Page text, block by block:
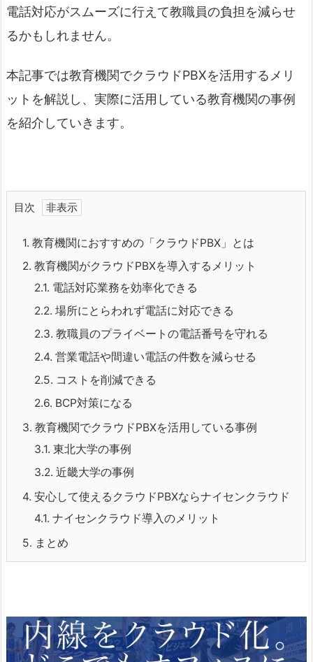
電話対応がスムーズに行えて教職員の負担を減らせ
るかもしれません。
本記事では教育機関でクラウドPBXを活用するメリ
ットを解説し、実際に活用している教育機関の事例
を紹介していきます。
目次
1. 教育機関におすすめの「クラウドPBX」とは
2. 教育機関がクラウドPBXを導入するメリット
2.1. 電話対応業務を効率化できる
2.2. 場所にとらわれず電話に対応できる
2.3. 教職員のプライベートの電話番号を守れる
2.4. 営業電話や間違い電話の件数を減らせる
2.5. コストを削減できる
2.6. BCP対策になる
3. 教育機関でクラウドPBXを活用している事例
3.1. 東北大学の事例
3.2. 近畿大学の事例
4. 安心して使えるクラウドPBXならナイセンクラウド
4.1. ナイセンクラウド導入のメリット
5. まとめ